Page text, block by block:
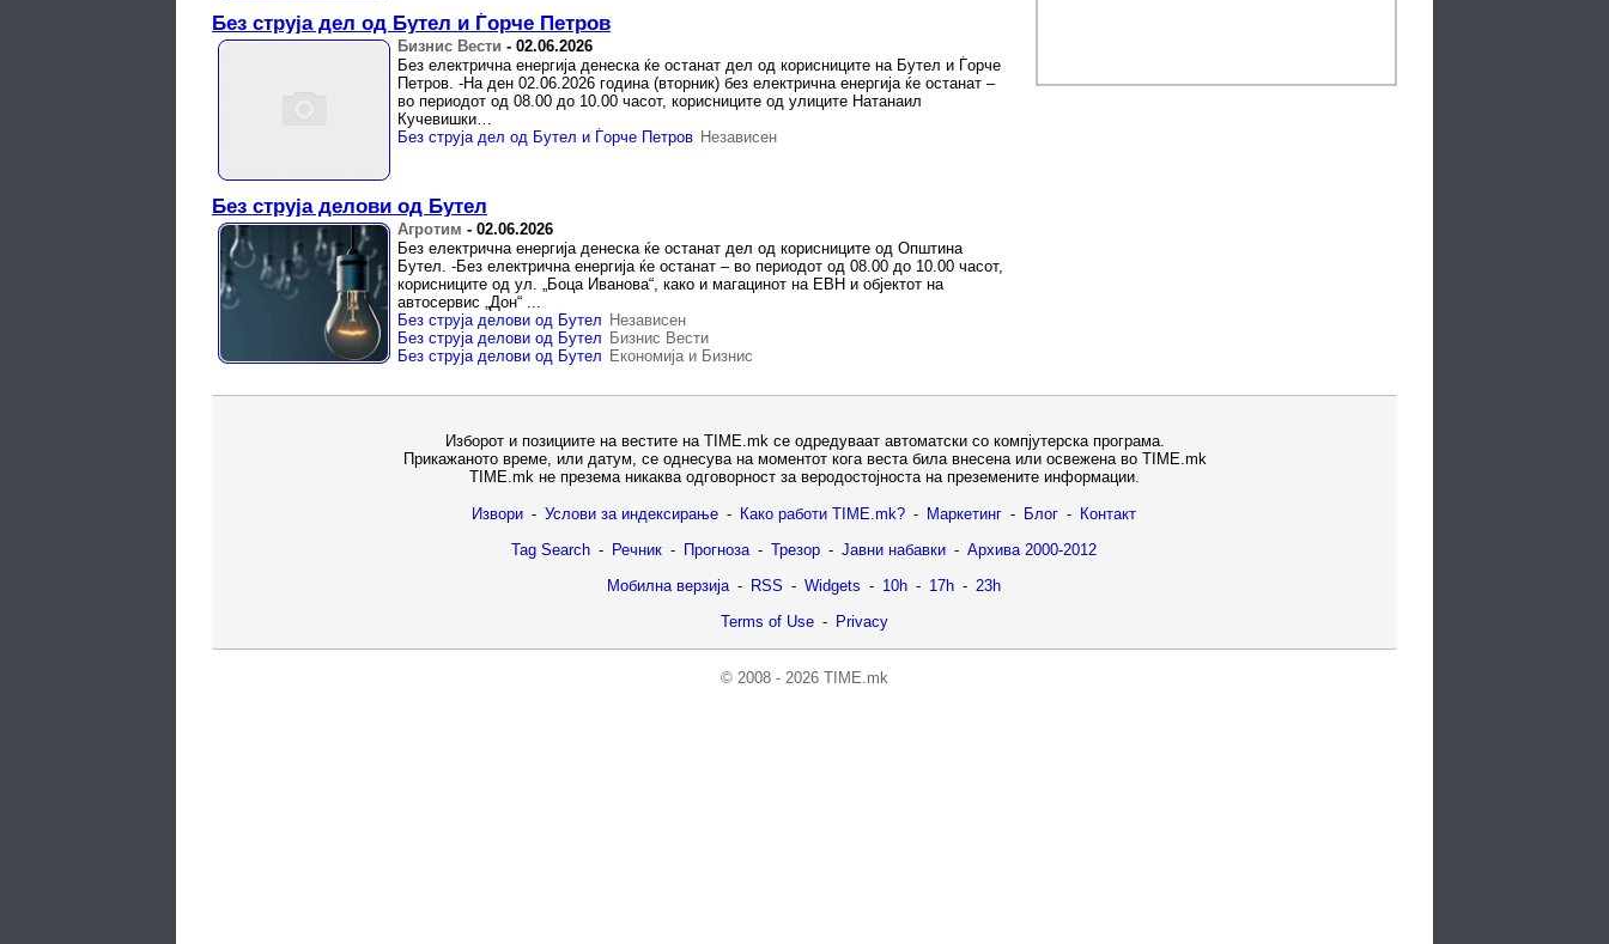
Без струја дел од Бутел и Ѓорче Петров
Бизнис Вести - 02.06.2026
Без електрична енергија денеска ќе останат дел од корисниците на Бутел и Ѓорче
Петров. -На ден 02.06.2026 година (вторник) без електрична енергија ќе останат –
во периодот од 08.00 до 10.00 часот, корисниците од улиците Натанаил
Кучевишки…
Без струја дел од Бутел и Ѓорче Петров Независен
Без струја делови од Бутел
Агротим - 02.06.2026
Без електрична енергија денеска ќе останат дел од корисниците од Општина
Бутел. -Без електрична енергија ќе останат – во периодот од 08.00 до 10.00 часот,
корисниците од ул. „Боца Иванова“, како и магацинот на ЕВН и објектот на
автосервис „Дон“ ...
Без струја делови од Бутел Независен
Без струја делови од Бутел Бизнис Вести
Без струја делови од Бутел Економија и Бизнис
Изборот и позициите на вестите на TIME.mk се одредуваат автоматски со компјутерска програма.
Прикажаното време, или датум, се однесува на моментот кога веста била внесена или освежена во TIME.mk
TIME.mk не презема никаква одговорност за веродостојноста на преземените информации.
Извори - Услови за индексирање - Како работи TIME.mk? - Маркетинг - Блог - Контакт
Tag Search - Речник - Прогноза - Трезор - Јавни набавки - Архива 2000-2012
Мобилна верзија - RSS - Widgets - 10h - 17h - 23h
Terms of Use - Privacy
© 2008 - 2026 TIME.mk